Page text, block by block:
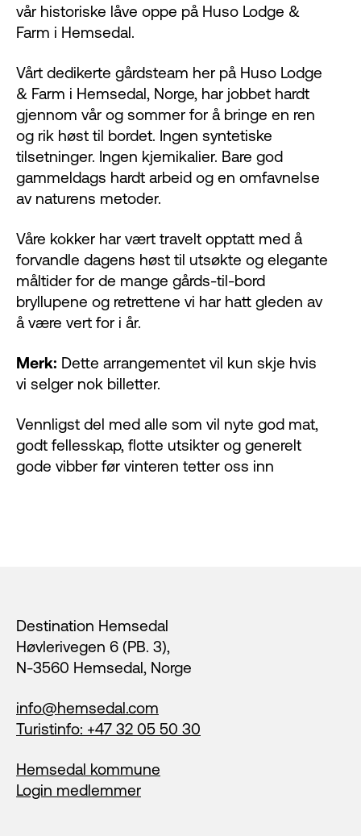
vår historiske låve oppe på Huso Lodge &
Farm i Hemsedal.
Vårt dedikerte gårdsteam her på Huso Lodge
& Farm i Hemsedal, Norge, har jobbet hardt
gjennom vår og sommer for å bringe en ren
og rik høst til bordet. Ingen syntetiske
tilsetninger. Ingen kjemikalier. Bare god
gammeldags hardt arbeid og en omfavnelse
av naturens metoder.
Våre kokker har vært travelt opptatt med å
forvandle dagens høst til utsøkte og elegante
måltider for de mange gårds-til-bord
bryllupene og retrettene vi har hatt gleden av
å være vert for i år.
Merk: Dette arrangementet vil kun skje hvis
vi selger nok billetter.
Vennligst del med alle som vil nyte god mat,
godt fellesskap, flotte utsikter og generelt
gode vibber før vinteren tetter oss inn
Destination Hemsedal
Høvlerivegen 6 (PB. 3),
N-3560 Hemsedal, Norge
info@hemsedal.com
Turistinfo: +47 32 05 50 30
Hemsedal kommune
Login medlemmer